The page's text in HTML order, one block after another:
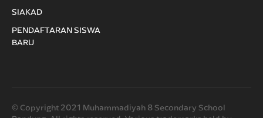
SIAKAD
PENDAFTARAN SISWA
BARU
© Copyright 2021 Muhammadiyah 8 Secondary School